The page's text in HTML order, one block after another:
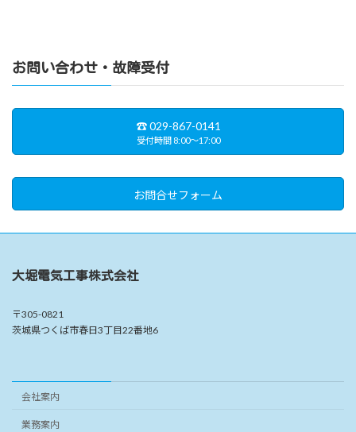
お問い合わせ・故障受付
☎︎ 029-867-0141
受付時間 8:00〜17:00
お問合せフォーム
大堀電気工事株式会社
〒305-0821
茨城県つくば市春日3丁目22番地6
会社案内
業務案内